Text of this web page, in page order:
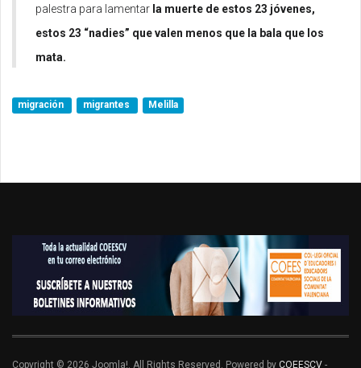
palestra para lamentar la muerte de estos 23 jóvenes,
estos 23 “nadies” que valen menos que la bala que los
mata.
migración migrantes Melilla
Copyright © 2026 Joomla!. All Rights Reserved. Powered by COEESCV -